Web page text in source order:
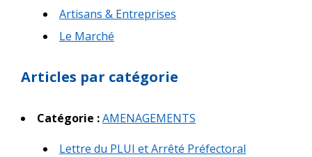
Artisans & Entreprises
Le Marché
Articles par catégorie
Catégorie :AMENAGEMENTS
Lettre du PLUI et Arrêté Préfectoral